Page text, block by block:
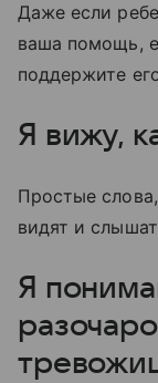
Даже если
ваша помощь,
поддержите
Я вижу,
Простые
видят и
Я